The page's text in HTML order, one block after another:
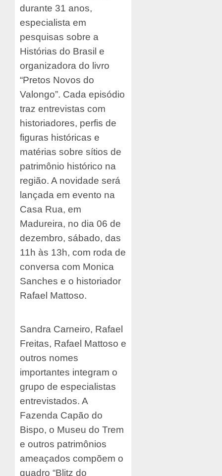
durante 31 anos,
especialista em
pesquisas sobre a
Histórias do Brasil e
organizadora do livro
“Pretos Novos do
Valongo”. Cada episódio
traz entrevistas com
historiadores, perfis de
figuras históricas e
matérias sobre sítios de
patrimônio histórico na
região. A novidade será
lançada em evento na
Casa Rua, em
Madureira, no dia 06 de
dezembro, sábado, das
11h às 13h, com roda de
conversa com Monica
Sanches e o historiador
Rafael Mattoso.
Sandra Carneiro, Rafael
Freitas, Rafael Mattoso e
outros nomes
importantes integram o
grupo de especialistas
entrevistados. A
Fazenda Capão do
Bispo, o Museu do Trem
e outros patrimônios
ameaçados compõem o
quadro “Blitz do